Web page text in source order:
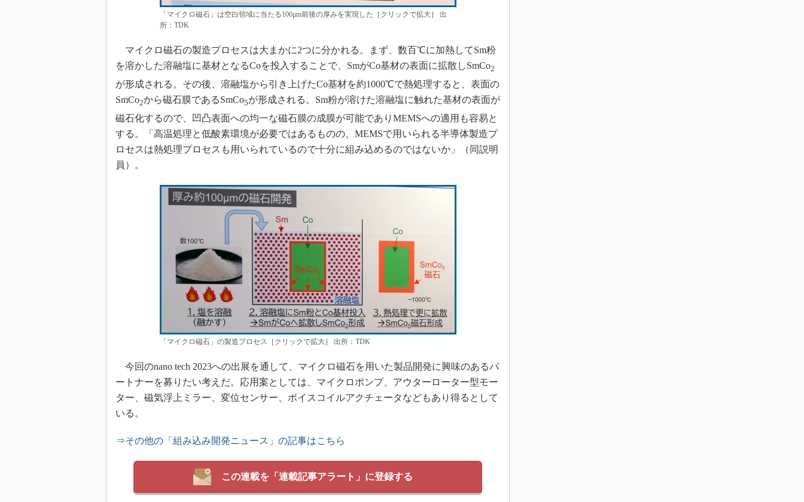
「マイクロ磁石」は空白領域に当たる100μm前後の厚みを実現した［クリックで拡大］ 出
所：TDK
マイクロ磁石の製造プロセスは大まかに2つに分かれる。まず、数百℃に加熱してSm粉
を溶かした溶融塩に基材となるCoを投入することで、SmがCo基材の表面に拡散しSmCo2
が形成される。その後、溶融塩から引き上げたCo基材を約1000℃で熱処理すると、表面の
SmCo2から磁石膜であるSmCo5が形成される。Sm粉が溶けた溶融塩に触れた基材の表面が
磁石化するので、凹凸表面への均一な磁石膜の成膜が可能でありMEMSへの適用も容易と
する。「高温処理と低酸素環境が必要ではあるものの、MEMSで用いられる半導体製造プ
ロセスは熱処理プロセスも用いられているので十分に組み込めるのではないか」（同説明
員）。
「マイクロ磁石」の製造プロセス［クリックで拡大］ 出所：TDK
今回のnano tech 2023への出展を通して、マイクロ磁石を用いた製品開発に興味のあるパ
ートナーを募りたい考えだ。応用案としては、マイクロポンプ、アウターローター型モー
ター、磁気浮上ミラー、変位センサー、ボイスコイルアクチェータなどもあり得るとして
いる。
⇒その他の「組み込み開発ニュース」の記事はこちら
この連載を「連載記事アラート」に登録する